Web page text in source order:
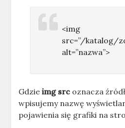
<img
src=”/katalog/
alt=”nazwa”>
Gdzieimg src oznacza
wpisujemy nazwę
pojawienia się grafiki na